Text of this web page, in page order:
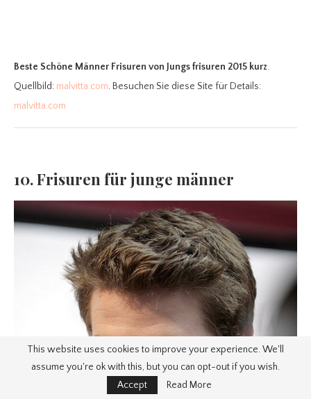
Beste Schöne Männer Frisuren von Jungs frisuren 2015 kurz.
Quellbild: malvitta.com. Besuchen Sie diese Site für Details:
malvitta.com
10. Frisuren für junge männer
This website uses cookies to improve your experience. We'll
assume you're ok with this, but you can opt-out if you wish.
Accept
Read More